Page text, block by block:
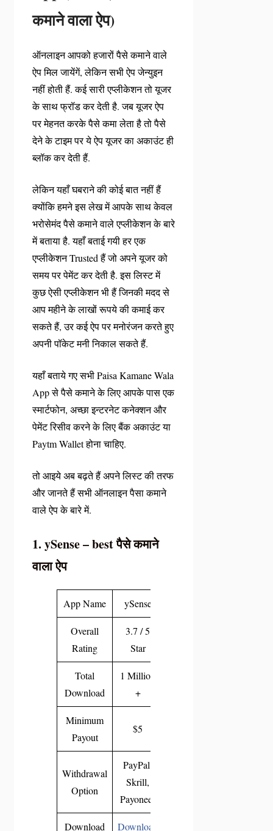
कमाने वाला ऐप)
ऑनलाइन आपको हजारों पैसे कमाने वाले
ऐप मिल जायेंगें, लेकिन सभी ऐप जेन्युइन
नहीं होती हैं. कई सारी एप्लीकेशन तो यूजर
के साथ फ्रॉड कर देती है. जब यूजर ऐप
पर मेहनत करके पैसे कमा लेता है तो पैसे
देने के टाइम पर ये ऐप यूजर का अकाउंट ही
ब्लॉक कर देती हैं.
लेकिन यहाँ घबराने की कोई बात नहीं हैं
क्योंकि हमने इस लेख में आपके साथ केवल
भरोसेमंद पैसे कमाने वाले एप्लीकेशन के बारे
में बताया है. यहाँ बताई गयी हर एक
एप्लीकेशन Trusted हैं जो अपने यूजर को
समय पर पेमेंट कर देती है. इस लिस्ट में
कुछ ऐसी एप्लीकेशन भी हैं जिनकी मदद से
आप महीने के लाखों रूपये की कमाई कर
सकते हैं, उर कई ऐप पर मनोरंजन करते हुए
अपनी पॉकेट मनी निकाल सकते हैं.
यहाँ बताये गए सभी Paisa Kamane Wala
App से पैसे कमाने के लिए आपके पास एक
स्मार्टफोन, अच्छा इन्टरनेट कनेक्शन और
पेमेंट रिसीव करने के लिए बैंक अकाउंट या
Paytm Wallet होना चाहिए.
तो आइये अब बढ़ते हैं अपने लिस्ट की तरफ
और जानते हैं सभी ऑनलाइन पैसा कमाने
वाले ऐप के बारे में.
1. ySense – best पैसे कमाने
वाला ऐप
App Name ySense
Overall
Rating
3.7 / 5
Star
Total
Download
1 Million
+
Minimum
Payout
$5
Withdrawal
Option
PayPal,
Skrill,
Payoneer
Download
Download